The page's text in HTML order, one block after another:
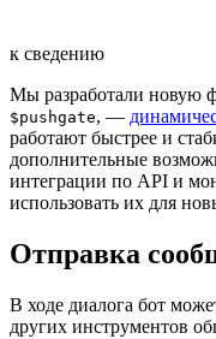
к сведению
Мы разработали новую
$pushgate, —
работают быстрее и
дополнительные
интеграции по API и
использовать их для
Отправка
В ходе диалога бот
других инструментов